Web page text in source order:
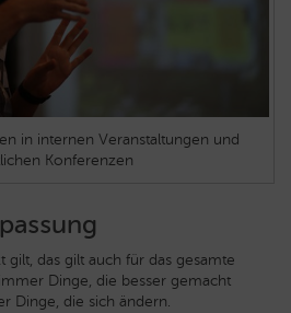
in internen Veranstaltungen und
Konferenzen
gilt, das gilt auch für das gesamte
Dinge, die besser gemacht
Dinge, die sich ändern.